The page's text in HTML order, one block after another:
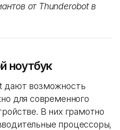
от Thunderobot в
ноутбук
дают возможность
для современного
В них грамотно
процессоры,